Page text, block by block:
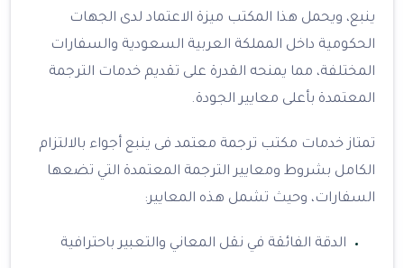
ينبع، ويحمل هذا المكتب ميزة الاعتماد لدى الجهات
الحكومية داخل المملكة العربية السعودية والسفارات
المختلفة، مما يمنحه القدرة على تقديم خدمات الترجمة
المعتمدة بأعلى معايير الجودة.
تمتاز خدمات مكتب ترجمة معتمد فى ينبع أجواء بالالتزام
الكامل بشروط ومعايير الترجمة المعتمدة التي تضعها
السفارات، وحيث تشمل هذه المعايير:
الدقة الفائقة في نقل المعاني والتعبير باحترافية